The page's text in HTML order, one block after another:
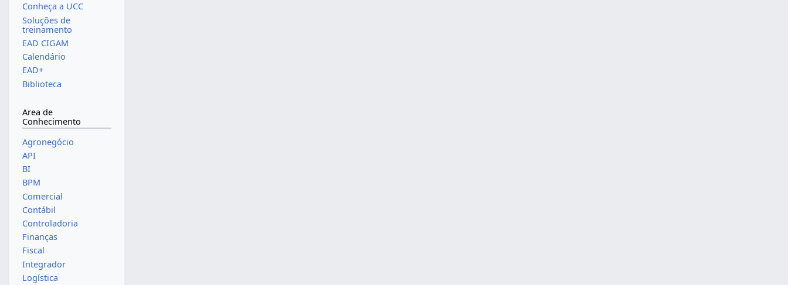
Conheça a UCC
Soluções de
treinamento
EAD CIGAM
Calendário
EAD+
Biblioteca
Area de
Conhecimento
Agronegócio
API
BI
BPM
Comercial
Contábil
Controladoria
Finanças
Fiscal
Integrador
Logística